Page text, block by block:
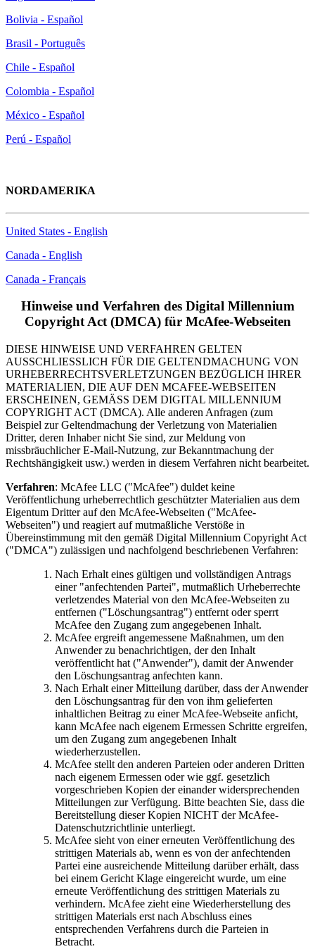
Bolivia - Español
Brasil - Português
Chile - Español
Colombia - Español
México - Español
Perú - Español
NORDAMERIKA
United States - English
Canada - English
Canada - Français
Hinweise und Verfahren des Digital Millennium
Copyright Act (DMCA) für McAfee-Webseiten
DIESE HINWEISE UND VERFAHREN GELTEN
AUSSCHLIESSLICH FÜR DIE GELTENDMACHUNG VON
URHEBERRECHTSVERLETZUNGEN BEZÜGLICH IHRER
MATERIALIEN, DIE AUF DEN MCAFEE-WEBSEITEN
ERSCHEINEN, GEMÄSS DEM DIGITAL MILLENNIUM
COPYRIGHT ACT (DMCA). Alle anderen Anfragen (zum
Beispiel zur Geltendmachung der Verletzung von Materialien
Dritter, deren Inhaber nicht Sie sind, zur Meldung von
missbräuchlicher E-Mail-Nutzung, zur Bekanntmachung der
Rechtshängigkeit usw.) werden in diesem Verfahren nicht bearbeitet.
Verfahren: McAfee LLC ("McAfee") duldet keine
Veröffentlichung urheberrechtlich geschützter Materialien aus dem
Eigentum Dritter auf den McAfee-Webseiten ("McAfee-
Webseiten") und reagiert auf mutmaßliche Verstöße in
Übereinstimmung mit den gemäß Digital Millennium Copyright Act
("DMCA") zulässigen und nachfolgend beschriebenen Verfahren:
Nach Erhalt eines gültigen und vollständigen Antrags
einer "anfechtenden Partei", mutmaßlich Urheberrechte
verletzendes Material von den McAfee-Webseiten zu
entfernen ("Löschungsantrag") entfernt oder sperrt
McAfee den Zugang zum angegebenen Inhalt.
McAfee ergreift angemessene Maßnahmen, um den
Anwender zu benachrichtigen, der den Inhalt
veröffentlicht hat ("Anwender"), damit der Anwender
den Löschungsantrag anfechten kann.
Nach Erhalt einer Mitteilung darüber, dass der Anwender
den Löschungsantrag für den von ihm gelieferten
inhaltlichen Beitrag zu einer McAfee-Webseite anficht,
kann McAfee nach eigenem Ermessen Schritte ergreifen,
um den Zugang zum angegebenen Inhalt
wiederherzustellen.
McAfee stellt den anderen Parteien oder anderen Dritten
nach eigenem Ermessen oder wie ggf. gesetzlich
vorgeschrieben Kopien der einander widersprechenden
Mitteilungen zur Verfügung. Bitte beachten Sie, dass die
Bereitstellung dieser Kopien NICHT der McAfee-
Datenschutzrichtlinie unterliegt.
McAfee sieht von einer erneuten Veröffentlichung des
strittigen Materials ab, wenn es von der anfechtenden
Partei eine ausreichende Mitteilung darüber erhält, dass
bei einem Gericht Klage eingereicht wurde, um eine
erneute Veröffentlichung des strittigen Materials zu
verhindern. McAfee zieht eine Wiederherstellung des
strittigen Materials erst nach Abschluss eines
entsprechenden Verfahrens durch die Parteien in
Betracht.